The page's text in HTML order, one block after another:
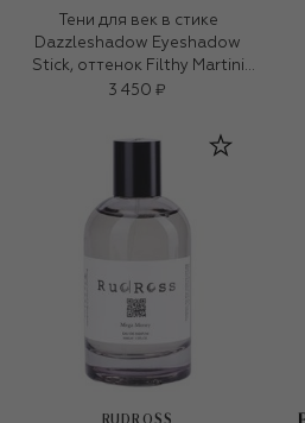
Тени для век в стике
Dazzleshadow Eyeshadow
Stick, оттенок Filthy Martini
(1,6g)
3 450 ₽